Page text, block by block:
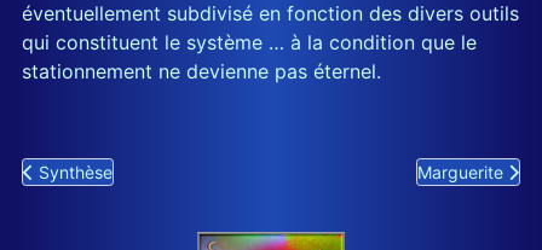
éventuellement subdivisé en fonction des divers outils
qui constituent le système … à la condition que le
stationnement ne devienne pas éternel.
Previous article: Synthèse
Synthèse Next article:
Marguerite